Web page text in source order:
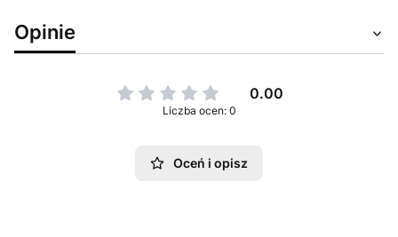
Opinie
0.00
Liczba ocen: 0
Oceń i opisz